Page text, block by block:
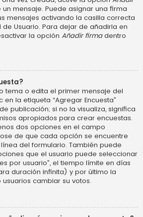
mensaje. Puede asignar una firma
mensajes activando la casilla correcta
de Usuario. Para dejar de añadirla en
la opción Añadir firmadentro
tema o edita el primer mensaje del
la etiqueta “Agregar Encuesta”
publicación; si no la visualiza, significa
apropiados para crear encuestas.
dos opciones en el campo
de que cada opción se encuentre
del formulario. También puede
que el usuario puede seleccionar
por usuario”, el tiempo límite en días
duración infinita) y por último la
cambiar su votos.